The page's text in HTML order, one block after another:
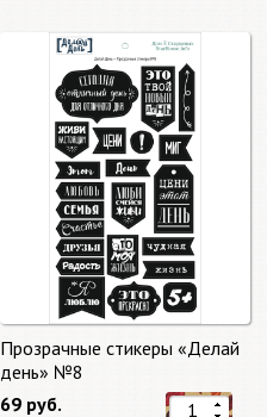
Прозрачные стикеры «Делай
день» №8
69 руб.